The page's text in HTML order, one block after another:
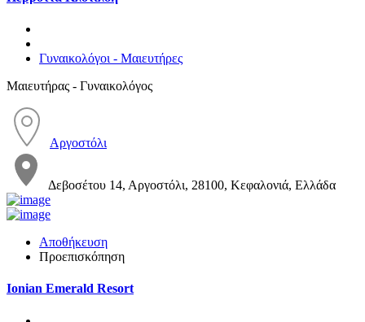
Γυναικολόγοι - Μαιευτήρες
Μαιευτήρας - Γυναικολόγος
Αργοστόλι
Δεβοσέτου 14, Αργοστόλι, 28100, Κεφαλονιά, Ελλάδα
Αποθήκευση
Προεπισκόπηση
Ionian Emerald Resort